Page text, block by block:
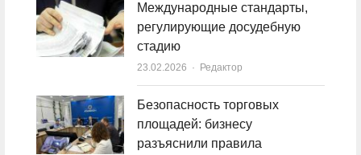
Международные стандарты,
регулирующие досудебную
стадию
23.02.2026 Author
Редактор
Безопасность торговых
площадей: бизнесу
разъяснили правила